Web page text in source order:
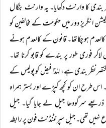
کا وارنٹ دکھایا۔ یہ وارنٹ بنگال
انگریز دور میں حکومت کے مخالفین کو
ہو چکاتھا۔ قانون کے کالعدم ہونے
لاکر فوری طور پر بندے کو قابو کرنا تھا۔
نظر بندی ہے، لہٰذا فیض کو پولیس کے
طرح ان کو کچھ کپڑے اور بستر ہمراہ
سرگودھا جیل لے جایا گیا۔ جیل
تھی۔ جیل سپرنٹنڈنٹ فون پر رابطہ